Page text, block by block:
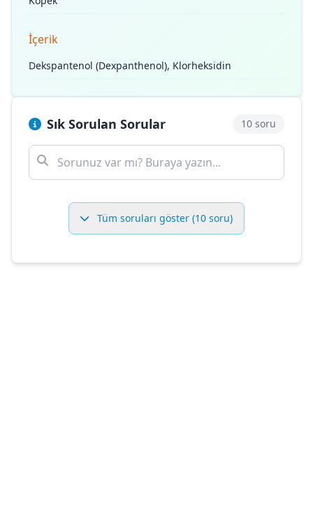
İçerik
Dekspantenol (Dexpanthenol), Klorheksidin
Sık Sorulan Sorular 10 soru
Tüm soruları göster (10 soru)